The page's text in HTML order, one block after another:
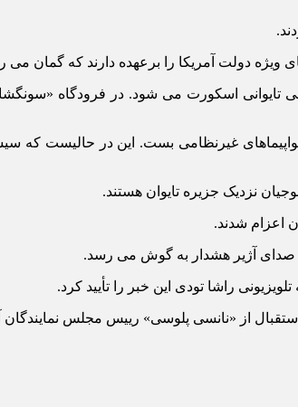
ویژه دولت آمریکا را برعهده دارند که گمان
تایوانی اسکورت می شود. در فرودگاه
غیرنظامی بست. این در حالیست که
نزدیک جزیره تایوان هستند.
صدای آژیر هشدار به گوش می رسد.
راشا تودی این خبر را تأیید کرد.
از «نانسی پلوسی» رییس مجلس